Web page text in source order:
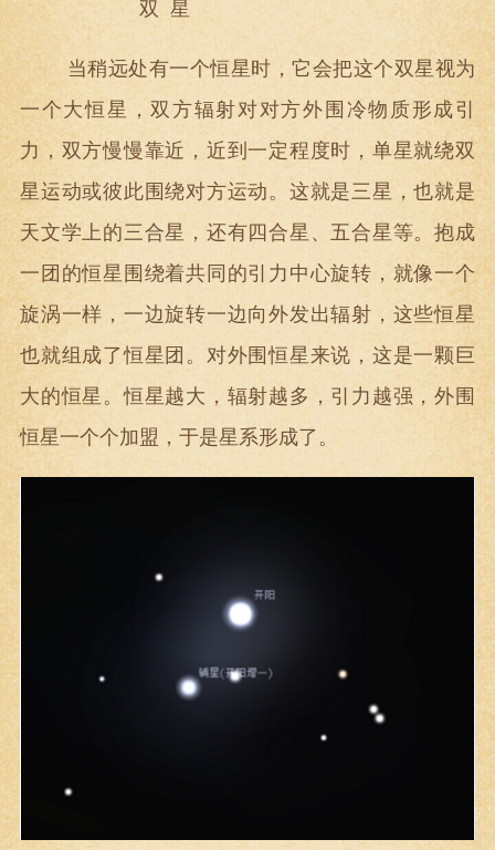
双 星
当稍远处有一个恒星时，它会把这个双星视为
一个大恒星，双方辐射对对方外围冷物质形成引
力，双方慢慢靠近，近到一定程度时，单星就绕双
星运动或彼此围绕对方运动。这就是三星，也就是
天文学上的三合星，还有四合星、五合星等。抱成
一团的恒星围绕着共同的引力中心旋转，就像一个
旋涡一样，一边旋转一边向外发出辐射，这些恒星
也就组成了恒星团。对外围恒星来说，这是一颗巨
大的恒星。恒星越大，辐射越多，引力越强，外围
恒星一个个加盟，于是星系形成了。